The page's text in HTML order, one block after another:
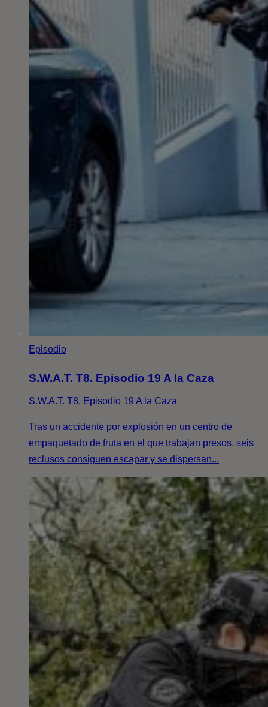
Episodio
S.W.A.T. T8. Episodio 19 A la Caza
S.W.A.T. T8. Episodio 19 A la Caza
Tras un accidente por explosión en un centro de
empaquetado de fruta en el que trabajan presos, seis
reclusos consiguen escapar y se dispersan...